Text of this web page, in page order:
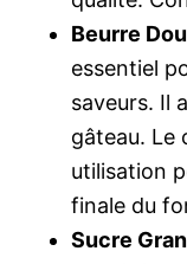
Beurre
essentiel
saveurs. Il
gâteau. Le
utilisation
finale du
Sucre